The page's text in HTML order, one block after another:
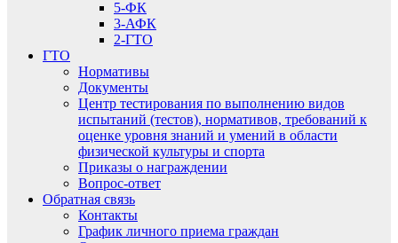
5-ФК
3-АФК
2-ГТО
ГТО
Нормативы
Документы
Центр тестирования по выполнению видов
испытаний (тестов), нормативов, требований к
оценке уровня знаний и умений в области
физической культуры и спорта
Приказы о награждении
Вопрос-ответ
Обратная связь
Контакты
График личного приема граждан